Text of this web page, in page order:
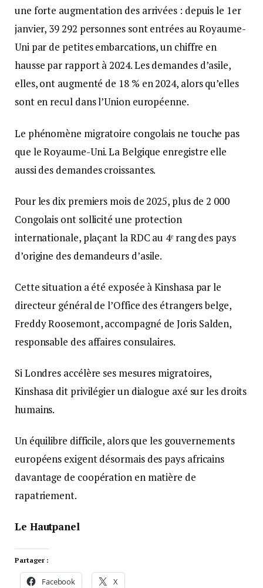
une forte augmentation des arrivées : depuis le 1er
janvier, 39 292 personnes sont entrées au Royaume-
Uni par de petites embarcations, un chiffre en
hausse par rapport à 2024. Les demandes d’asile,
elles, ont augmenté de 18 % en 2024, alors qu’elles
sont en recul dans l’Union européenne.
Le phénomène migratoire congolais ne touche pas
que le Royaume-Uni. La Belgique enregistre elle
aussi des demandes croissantes.
Pour les dix premiers mois de 2025, plus de 2 000
Congolais ont sollicité une protection
internationale, plaçant la RDC au 4ᵉ rang des pays
d’origine des demandeurs d’asile.
Cette situation a été exposée à Kinshasa par le
directeur général de l’Office des étrangers belge,
Freddy Roosemont, accompagné de Joris Salden,
responsable des affaires consulaires.
Si Londres accélère ses mesures migratoires,
Kinshasa dit privilégier un dialogue axé sur les droits
humains.
Un équilibre difficile, alors que les gouvernements
européens exigent désormais des pays africains
davantage de coopération en matière de
rapatriement.
Le Hautpanel
Partager :
Facebook X